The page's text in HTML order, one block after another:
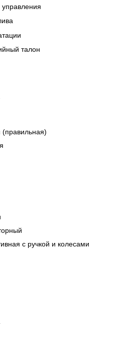
управления
талон
(правильная)
с ручкой и колесами